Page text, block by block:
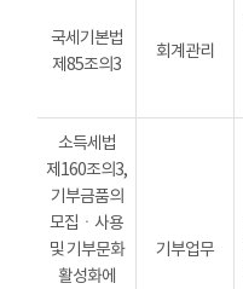
국세기본법
제85조의3
회계관리
소득세법
제160조의3,
기부금품의
모집ㆍ사용
및 기부문화
활성화에
기부업무